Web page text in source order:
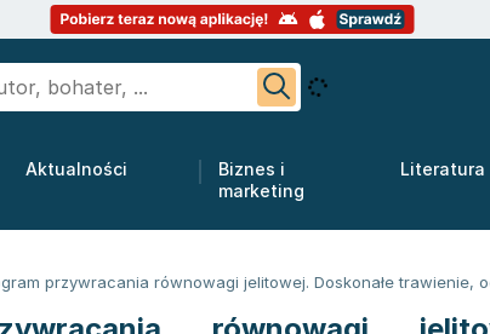
Aktualności
Biznes i
marketing
Literatura
przywracania równowagi jelitowej. Doskonałe trawienie,